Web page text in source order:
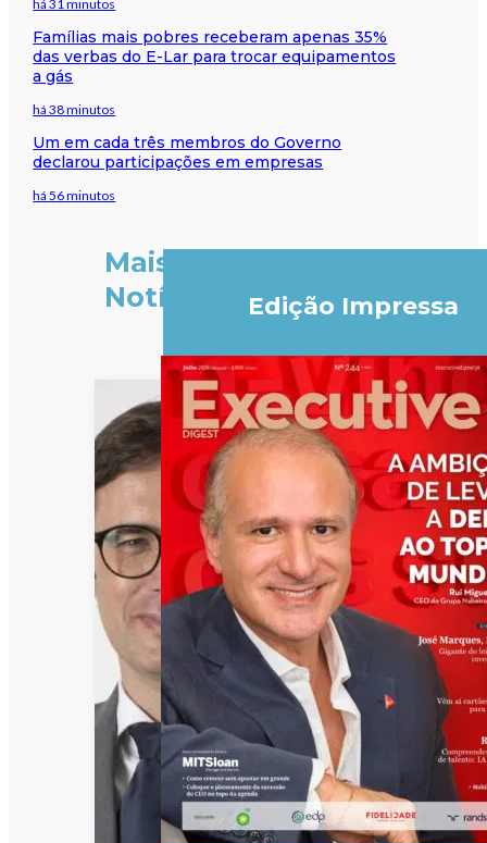
há 31 minutos
Famílias mais pobres receberam apenas 35%
das verbas do E-Lar para trocar equipamentos
a gás
há 38 minutos
Um em cada três membros do Governo
declarou participações em empresas
há 56 minutos
Mais
Notícias
Edição Impressa